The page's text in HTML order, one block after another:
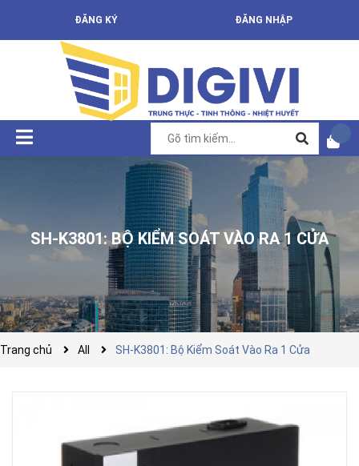
ĐĂNG KÝ ĐĂNG NHẬP
SH-K3801: BỘ KIỂM SOÁT VÀO RA 1 CỬA
Trang chủ All SH-K3801: Bộ Kiểm Soát Vào Ra 1 Cửa